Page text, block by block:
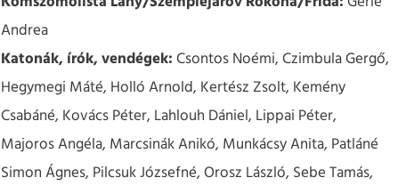
Andrea
Katonák, írók, vendégek:Csontos Noémi, Czimbula Gergő,
Hegymegi Máté, Holló Arnold, Kertész Zsolt, Kemény
Csabáné, Kovács Péter, Lahlouh Dániel, Lippai Péter,
Majoros Angéla, Marcsinák Anikó, Munkácsy Anita, Patláné
Simon Ágnes, Pilcsuk Józsefné, Orosz László, Sebe Tamás,